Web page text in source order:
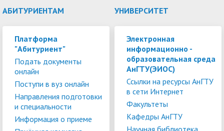
АБИТУРИЕНТАМ
Платформа
"Абитуриент"
Подать документы
онлайн
Поступи в вуз онлайн
Направления подготовки
и специальности
Информация о приеме
УНИВЕРСИТЕТ
Электронная
информационно -
образовательная среда
АнГТУ(ЭИОС)
Ссылки на ресурсы АнГТУ
в сети Интернет
Факультеты
Кафедры АнГТУ
Научная библиотека